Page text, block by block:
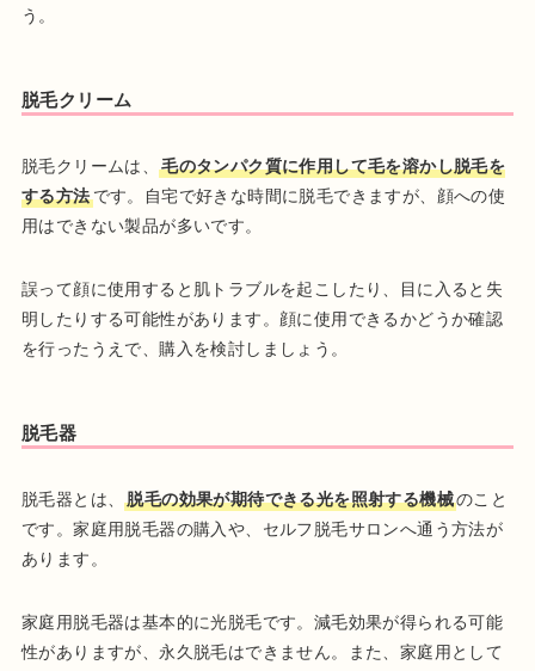
う。
脱毛クリーム
脱毛クリームは、毛のタンパク質に作用して毛を溶かし脱毛を
する方法です。自宅で好きな時間に脱毛できますが、顔への使
用はできない製品が多いです。
誤って顔に使用すると肌トラブルを起こしたり、目に入ると失
明したりする可能性があります。顔に使用できるかどうか確認
を行ったうえで、購入を検討しましょう。
脱毛器
脱毛器とは、脱毛の効果が期待できる光を照射する機械のこと
です。家庭用脱毛器の購入や、セルフ脱毛サロンへ通う方法が
あります。
家庭用脱毛器は基本的に光脱毛です。減毛効果が得られる可能
性がありますが、永久脱毛はできません。また、家庭用として